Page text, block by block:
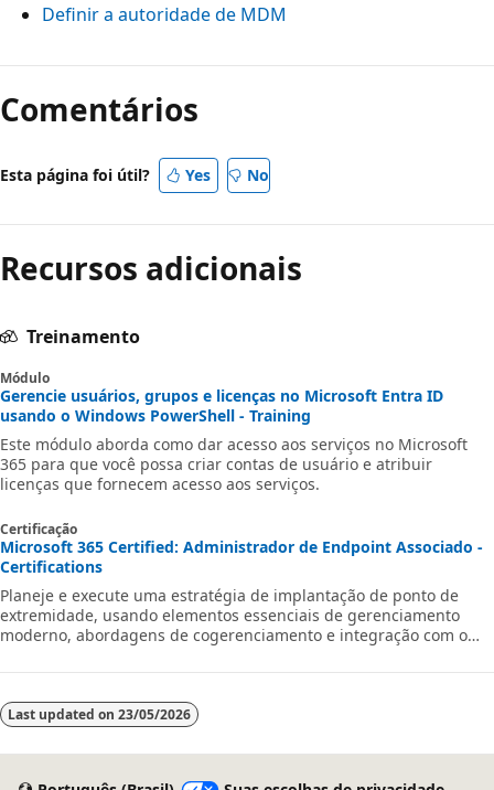
Definir a autoridade de MDM
Comentários
Esta página foi útil? Yes No
Recursos adicionais
Treinamento
Módulo
Gerencie usuários, grupos e licenças no Microsoft Entra ID
usando o Windows PowerShell - Training
Este módulo aborda como dar acesso aos serviços no Microsoft
365 para que você possa criar contas de usuário e atribuir
licenças que fornecem acesso aos serviços.
Certificação
Microsoft 365 Certified: Administrador de Endpoint Associado -
Certifications
Planeje e execute uma estratégia de implantação de ponto de
extremidade, usando elementos essenciais de gerenciamento
moderno, abordagens de cogerenciamento e integração com o
Last updated on 23/05/2026